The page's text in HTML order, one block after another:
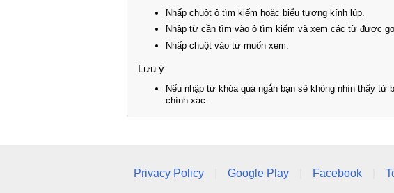
Nhấp chuột ô tìm kiếm hoặc biểu tượng kính lúp.
Nhập từ cần tìm vào ô tìm kiếm và xem các từ được
Nhấp chuột vào từ muốn xem.
Lưu ý
Nếu nhập từ khóa quá ngắn bạn sẽ không nhìn thấy
chính xác.
Privacy Policy Google Play Facebook